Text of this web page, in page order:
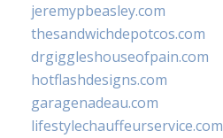
jeremypbeasley.com
thesandwichdepotcos.com
drgiggleshouseofpain.com
hotflashdesigns.com
garagenadeau.com
lifestylechauffeurservice.com